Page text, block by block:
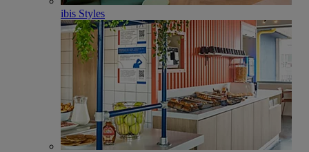
ibis Styles